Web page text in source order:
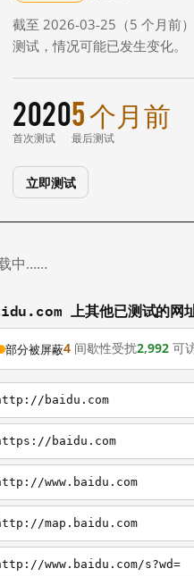
截至 2026-03-25（5 个月前
测试，情况可能已发生变化。
2020
首次测试
5 个月前
最后测试
立即测试
中……
上其他已测试的网
部分被屏蔽4 间歇性受扰2,992 可
baidu.com
baidu.com
www.baidu.com
map.baidu.com
www.baidu.com/s?wd=